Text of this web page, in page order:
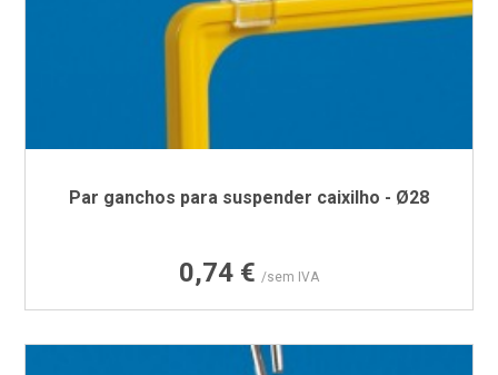
Par ganchos para suspender caixilho - Ø28
Preço
0,74 € /sem IVA